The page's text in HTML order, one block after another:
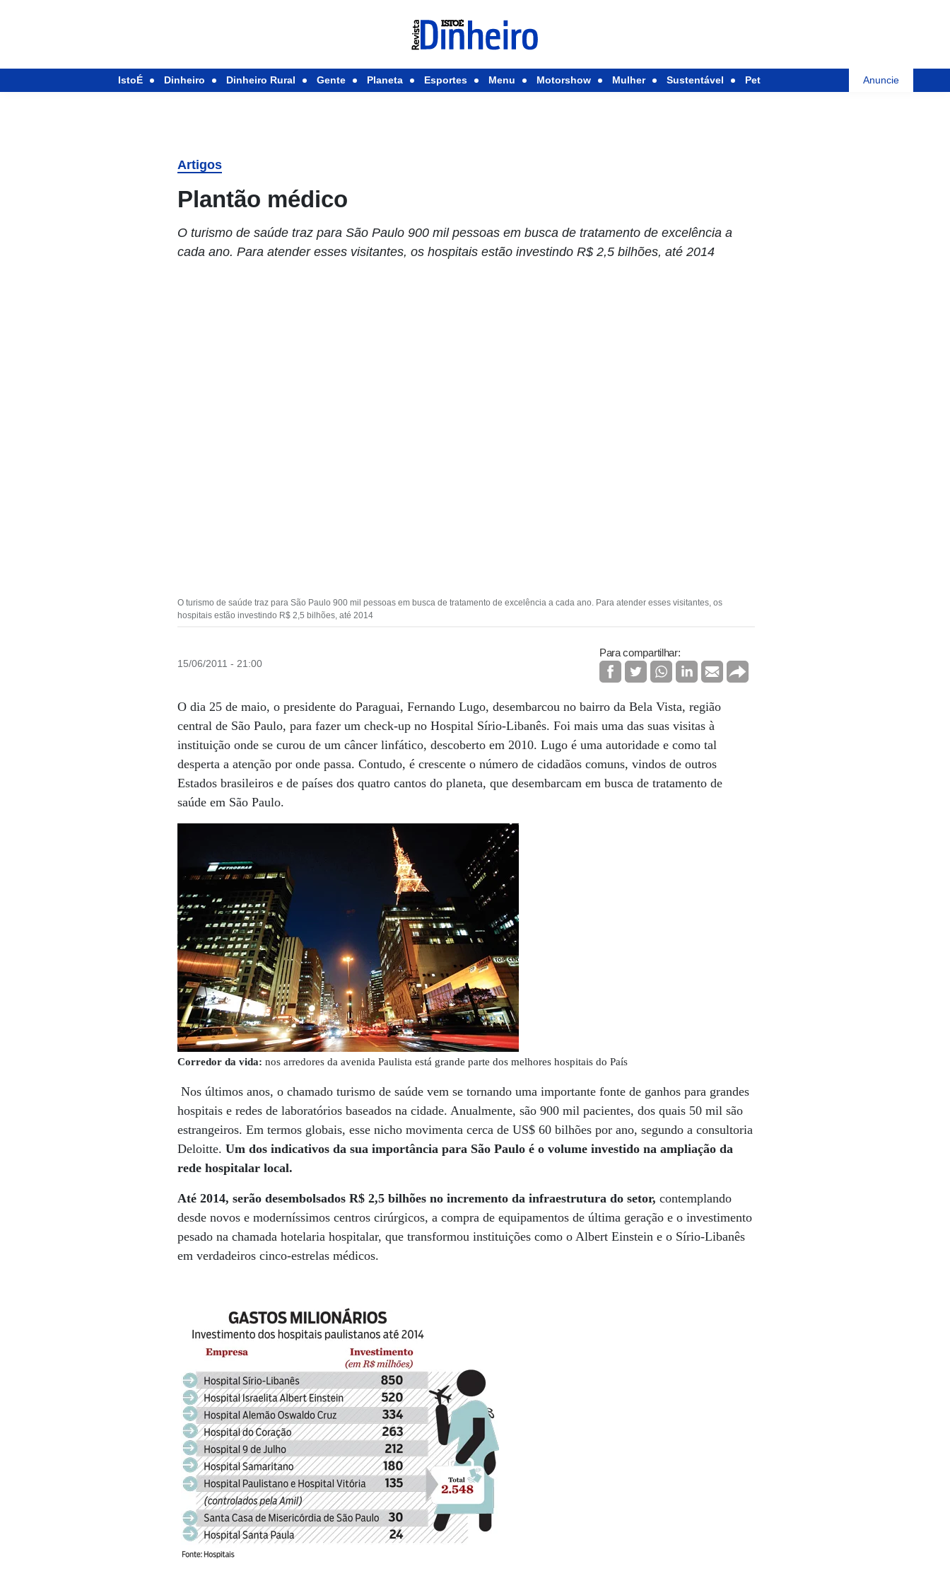
IstoÉ Dinheiro Dinheiro Rural Gente Planeta Esportes Menu Motorshow Mulher Sustentável Pet Anuncie
Artigos
Plantão médico
O turismo de saúde traz para São Paulo 900 mil pessoas em busca de tratamento de excelência a
cada ano. Para atender esses visitantes, os hospitais estão investindo R$ 2,5 bilhões, até 2014
O turismo de saúde traz para São Paulo 900 mil pessoas em busca de tratamento de excelência a cada ano. Para atender esses visitantes, os
hospitais estão investindo R$ 2,5 bilhões, até 2014
15/06/2011 - 21:00
Para compartilhar:
O dia 25 de maio, o presidente do Paraguai, Fernando Lugo, desembarcou no bairro da Bela Vista, região
central de São Paulo, para fazer um check-up no Hospital Sírio-Libanês. Foi mais uma das suas visitas à
instituição onde se curou de um câncer linfático, descoberto em 2010. Lugo é uma autoridade e como tal
desperta a atenção por onde passa. Contudo, é crescente o número de cidadãos comuns, vindos de outros
Estados brasileiros e de países dos quatro cantos do planeta, que desembarcam em busca de tratamento de
saúde em São Paulo.
Corredor da vida: nos arredores da avenida Paulista está grande parte dos melhores hospitais do País
Nos últimos anos, o chamado turismo de saúde vem se tornando uma importante fonte de ganhos para grandes
hospitais e redes de laboratórios baseados na cidade. Anualmente, são 900 mil pacientes, dos quais 50 mil são
estrangeiros. Em termos globais, esse nicho movimenta cerca de US$ 60 bilhões por ano, segundo a consultoria
Deloitte.Um dos indicativos da sua importância para São Paulo é o volume investido na ampliação da
rede hospitalar local.
Até 2014, serão desembolsados R$ 2,5 bilhões no incremento da infraestrutura do setor, contemplando
desde novos e moderníssimos centros cirúrgicos, a compra de equipamentos de última geração e o investimento
pesado na chamada hotelaria hospitalar, que transformou instituições como o Albert Einstein e o Sírio-Libanês
em verdadeiros cinco-estrelas médicos.